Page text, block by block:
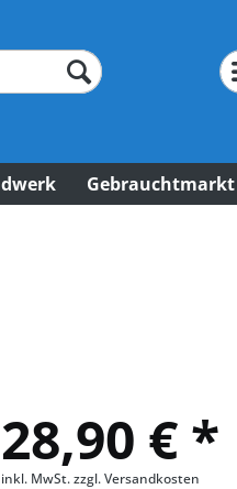
Gebrauchtmarkt
28,90 € *
inkl. MwSt.zzgl. Versandkosten